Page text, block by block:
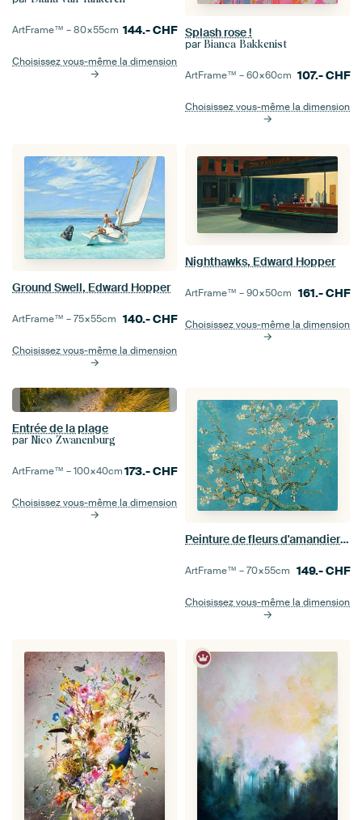
ArtFrame™ –80×55cm 144.-CHF
Choisissez vous-même la dimension
Splash rose !
par Bianca Bakkenist
ArtFrame™ –60×60cm 107.-CHF
Choisissez vous-même la dimension
Ground Swell, Edward Hopper
ArtFrame™ –75×55cm 140.-CHF
Choisissez vous-même la dimension
Nighthawks, Edward Hopper
ArtFrame™ –90×50cm 161.-CHF
Choisissez vous-même la dimension
Entrée de la plage
par Nico Zwanenburg
ArtFrame™ –100×40cm173.-CHF
Choisissez vous-même la dimension
Peinture de fleurs d'amandier de Vincent van Gogh
ArtFrame™ –70×55cm 149.-CHF
Choisissez vous-même la dimension